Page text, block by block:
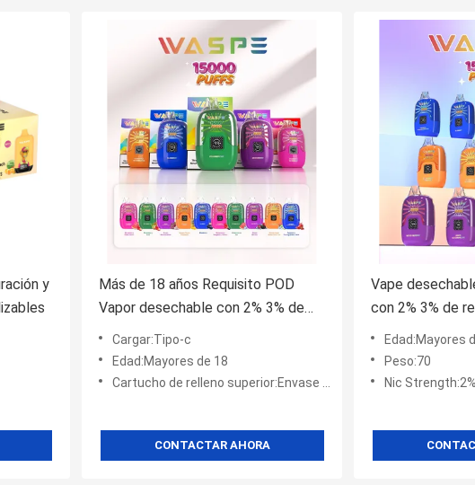
y
Más de 18 años Requisito POD
Vapor desechable con 2% 3% de
resistencia a la nicotina
Cargar:Tipo-c
Edad:Mayores de 18
Cartucho de relleno superior:Envase de malla
CONTACTAR AHORA
Vape
con 2% 3% de
y cartucho de
relleno superior
Edad:Mayores
Peso:70
Nic